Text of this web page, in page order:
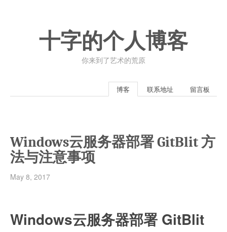
十字的个人博客
你来到了艺术的荒原
博客 联系地址 留言板
Windows云服务器部署 GitBlit 方
法与注意事项
May 8, 2017
Windows云服务器部署 GitBlit